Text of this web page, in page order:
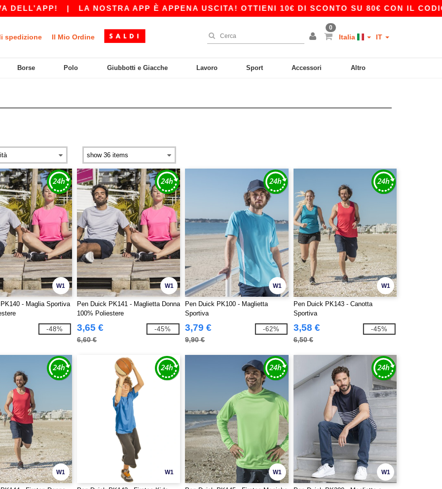
| LA NOSTRA APP È APPENA USCITA! OTTIENI 10€ DI SCONTO SU 80€ CON IL CODICE
spedizione Il Mio Ordine
0
Italia IT
Borse Polo Giubbotti e Giacche Lavoro Sport Accessori Altro
W1
- Maglia Sportiva
-48%
W1
Pen Duick PK141 - Maglietta Donna
100% Poliestere
3,65 €
6,60 €
-45%
W1
Pen Duick PK100 - Maglietta
Sportiva
3,79 €
9,90 €
-62%
W1
Pen Duick PK143 - Canotta
Sportiva
3,58 €
6,50 €
-45%
W1 W1 W1 W1